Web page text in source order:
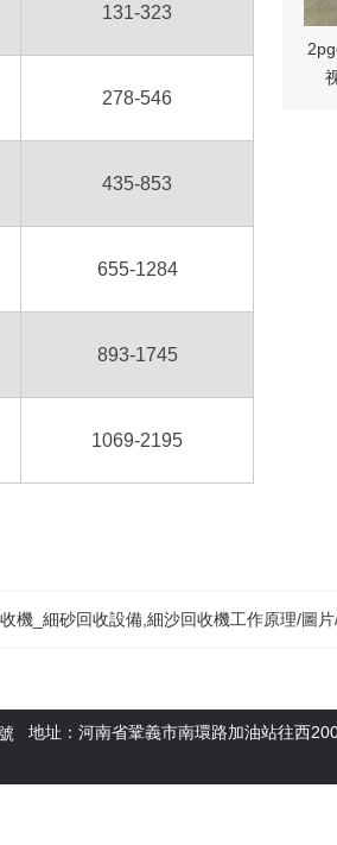
131-323
278-546
435-853
655-1284
893-1745
1069-2195
機_細砂回收設備,細沙回收機工作原理/圖
地址：河南省鞏義市南環路加油站往西